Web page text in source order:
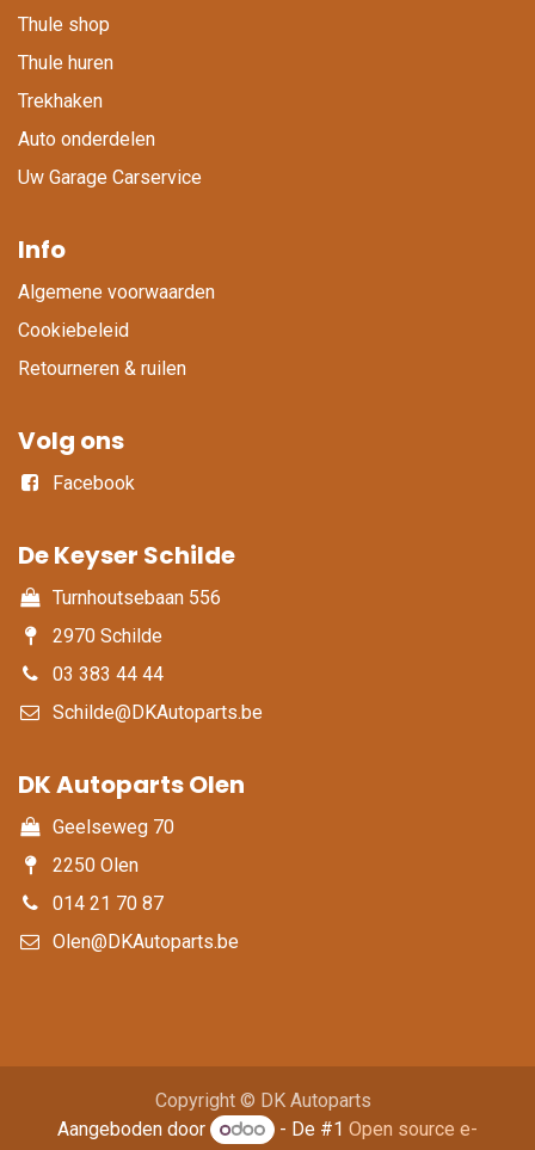
Thule shop
Thule huren
Trekhaken
Auto onderdelen
Uw Garage Carservice
Info
Algemene voorwaarden
Cookiebeleid
Retourneren & ruilen
Volg ons
Facebook
De Keyser Schilde
Turnhoutsebaan 556
2970 Schilde
03 383 44 44
Schilde@DKAutoparts.be
DK Autoparts Olen​
Geelseweg 70
2250 Olen
014 21 70 87
Olen@DKAutoparts.be
Copyright © DK Autoparts
Aangeboden door
- De #1Open source e-